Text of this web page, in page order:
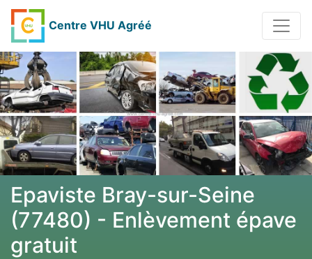
Centre VHU Agréé
Epaviste Bray-sur-Seine
(77480) - Enlèvement épave
gratuit